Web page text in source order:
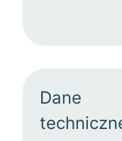
Dane